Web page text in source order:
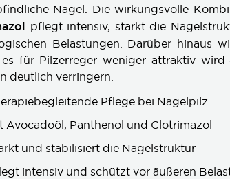
Nägel. Die wirkungsvolle
pflegt intensiv, stärkt die
Belastungen. Darüber hinaus
es für Pilzerreger weniger attraktiv
deutlich verringern.
Pflege bei Nagelpilz
Avocadoöl, Panthenol und Clotrimazol
und stabilisiert die Nagelstruktur
intensiv und schützt vor äußeren